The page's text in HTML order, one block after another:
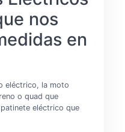
nos
en
eléctrico, la moto
o quad que
eléctrico que